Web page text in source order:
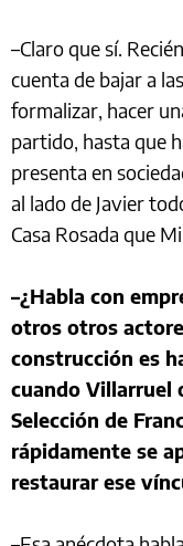
–Claro que sí.
cuenta de bajar a
formalizar, hacer
partido, hasta que
presenta en
al lado de Javier
Casa Rosada que
–¿Habla con
otros otros
construcción es
cuando Villarruel
Selección de
rápidamente se
restaurar ese